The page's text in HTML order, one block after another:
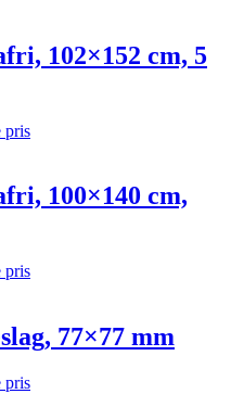
102×152 cm, 5
pris
100×140 cm,
pris
77×77 mm
pris